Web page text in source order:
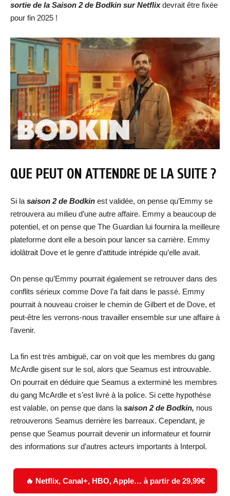
sortie de la Saison 2 de Bodkin sur Netflixdevrait être fixée
pour fin 2025 !
QUE PEUT ON ATTENDRE DE LA SUITE ?
Si la saison 2 de Bodkin est validée, on pense qu’Emmy se
retrouvera au milieu d’une autre affaire. Emmy a beaucoup de
potentiel, et on pense que The Guardian lui fournira la meilleure
plateforme dont elle a besoin pour lancer sa carrière. Emmy
idolâtrait Dove et le genre d’attitude intrépide qu’elle avait.
On pense qu’Emmy pourrait également se retrouver dans des
conflits sérieux comme Dove l’a fait dans le passé. Emmy
pourrait à nouveau croiser le chemin de Gilbert et de Dove, et
peut-être les verrons-nous travailler ensemble sur une affaire à
l’avenir.
La fin est très ambiguë, car on voit que les membres du gang
McArdle gisent sur le sol, alors que Seamus est introuvable.
On pourrait en déduire que Seamus a exterminé les membres
du gang McArdle et s’est livré à la police. Si cette hypothèse
est valable, on pense que dans la saison 2 de Bodkin, nous
retrouverons Seamus derrière les barreaux. Cependant, je
pense que Seamus pourrait devenir un informateur et fournir
des informations sur d’autres acteurs importants à Interpol.
🔥 Netflix, Canal+, HBO, Apple… à partir de 29,99€